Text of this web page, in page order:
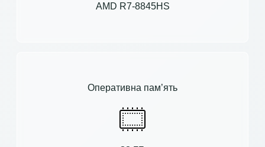
AMD R7-8845HS
Оперативна пам’ять